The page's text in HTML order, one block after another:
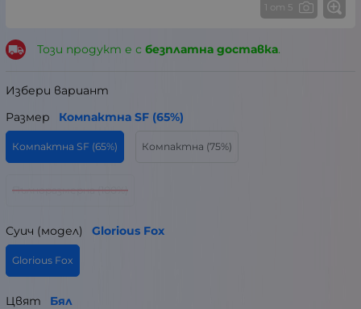
1 от 5
Този продукт е с безплатна доставка.
Избери вариант
Размер
Компактна SF (65%)
Компактна SF (65%) Компактна (75%)
Пълноразмерна (100%)
Суич (модел) Glorious Fox
Glorious Fox
Цвят Бял